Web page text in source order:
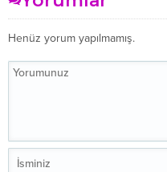
Henüz yorum yapılmamış.